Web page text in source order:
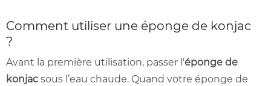
Comment utiliser une éponge de konjac
?
Avant la première utilisation, passer l'éponge de
konjac sous l’eau chaude. Quand votre éponge de